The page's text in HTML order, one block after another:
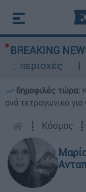
BREAKING
δημοφιλές τώρα:
ανά τετραγωνικό για
┋ Κόσμος ┋